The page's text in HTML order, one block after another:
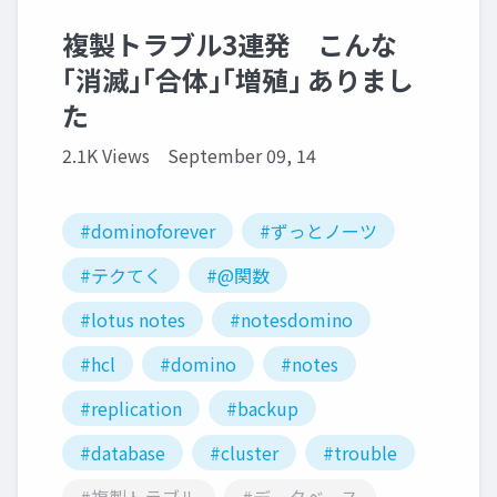
複製トラブル3連発 こんな
｢消滅｣｢合体｣｢増殖｣ ありまし
た
2.1K Views September 09, 14
#dominoforever
#ずっとノーツ
#テクてく
#@関数
#lotus notes
#notesdomino
#hcl
#domino
#notes
#replication
#backup
#database
#cluster
#trouble